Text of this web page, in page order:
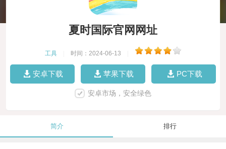
夏时国际官网网址
工具 时间：2024-06-13
安卓下载 苹果下载 PC下载
安卓市场，安全绿色
简介 排行